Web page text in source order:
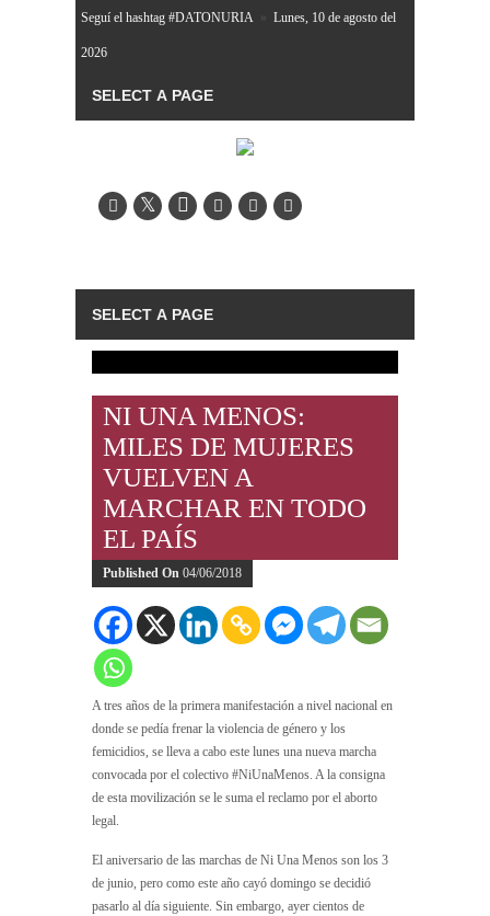
Seguí el hashtag #DATONURIA » Lunes, 10 de agosto del
2026
NI UNA MENOS:
MILES DE MUJERES
VUELVEN A
MARCHAR EN TODO
EL PAÍS
Published On 04/06/2018
A tres años de la primera manifestación a nivel nacional en
donde se pedía frenar la violencia de género y los
femicidios, se lleva a cabo este lunes una nueva marcha
convocada por el colectivo #NiUnaMenos. A la consigna
de esta movilización se le suma el reclamo por el aborto
legal.
El aniversario de las marchas de Ni Una Menos son los 3
de junio, pero como este año cayó domingo se decidió
pasarlo al día siguiente. Sin embargo, ayer cientos de